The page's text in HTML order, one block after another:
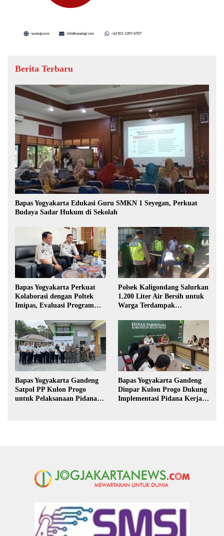
Berita Terbaru
Bapas Yogyakarta Edukasi Guru SMKN 1 Seyegan, Perkuat
Budaya Sadar Hukum di Sekolah
Bapas Yogyakarta Perkuat
Kolaborasi dengan Poltek
Imipas, Evaluasi Program
Polsek Kaligondang Salurkan
1.200 Liter Air Bersih untuk
Warga Terdampak
Bapas Yogyakarta Gandeng
Satpol PP Kulon Progo
untuk Pelaksanaan Pidana
Bapas Yogyakarta Gandeng
Dinpar Kulon Progo Dukung
Implementasi Pidana Kerja